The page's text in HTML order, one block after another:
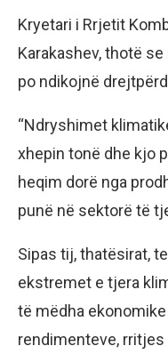
Kryetari i Rrjetit
Karakashev, thotë
po ndikojnë
“Ndryshimet
xhepin tonë dhe kjo
heqim dorë nga
punë në sektorë të
Sipas tij, thatësirat,
ekstremet e tjera
të mëdha
rendimenteve,